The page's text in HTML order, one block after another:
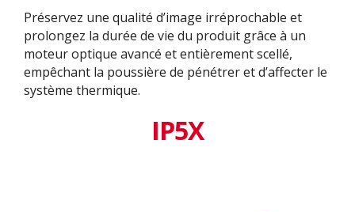
Préservez une qualité d’image irréprochable et
prolongez la durée de vie du produit grâce à un
moteur optique avancé et entièrement scellé,
empêchant la poussière de pénétrer et d’affecter le
système thermique.
IP5X